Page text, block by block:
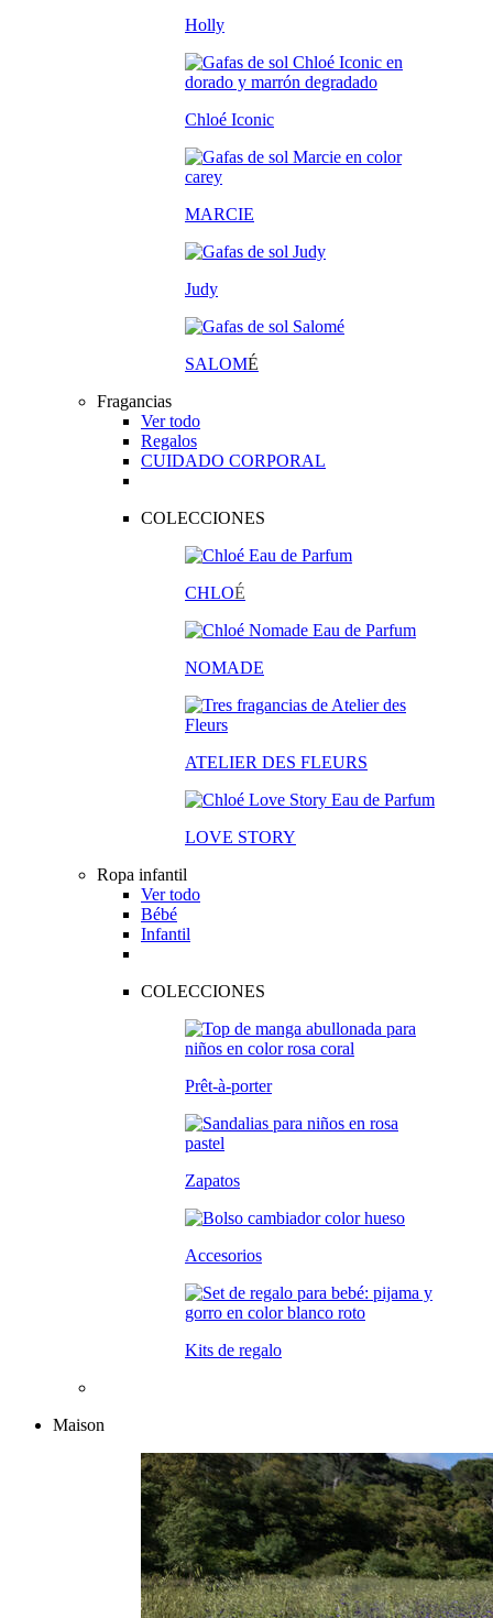
Holly
Chloé Iconic
MARCIE
Judy
SALOMÉ
Fragancias
Ver todo
Regalos
CUIDADO CORPORAL
COLECCIONES
CHLOÉ
NOMADE
ATELIER DES FLEURS
LOVE STORY
Ropa infantil
Ver todo
Bébé
Infantil
COLECCIONES
Prêt-à-porter
Zapatos
Accesorios
Kits de regalo
Maison